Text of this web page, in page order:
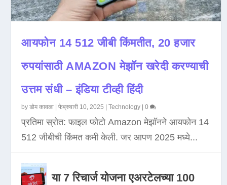
आयफोन 14 512 जीबी किंमतीत, 20 हजार
रुपयांसाठी AMAZON मेझॉन खरेदी करण्याची
उत्तम संधी – इंडिया टीव्ही हिंदी
byडोम कावळा |फेब्रुवारी 10, 2025 |Technology |0
प्रतिमा स्रोत: फाइल फोटो Amazon मेझॉनने आयफोन 14
512 जीबीची किंमत कमी केली. जर आपण 2025 मध्ये...
या 7 रिचार्ज योजना एअरटेलच्या 100